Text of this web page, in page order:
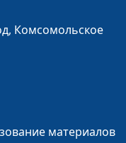
Светлана
Светлана
Комсомольское
материалов